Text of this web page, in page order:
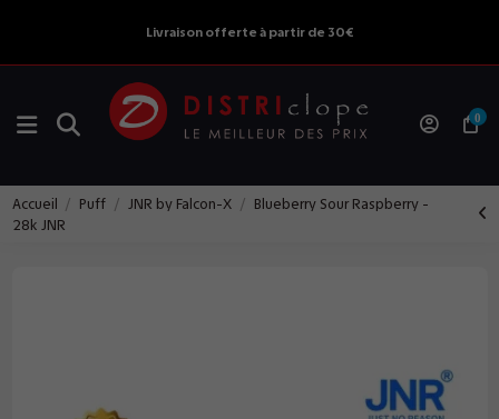
Livraison offerte à partir de 30€
0
Accueil Puff JNR by Falcon-X
Blueberry Sour Raspberry -
28k JNR